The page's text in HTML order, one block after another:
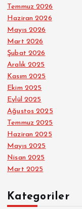
Temmuz 2026
Haziran 2026
Mayıs 2026
Mart 2026
Şubat 2026
Aralık 2025
Kasım 2025
Ekim 2025
Eylül 2025
Ağustos 2025
Temmuz 2025
Haziran 2025
Mayıs 2025
Nisan 2025
Mart 2025
Kategoriler